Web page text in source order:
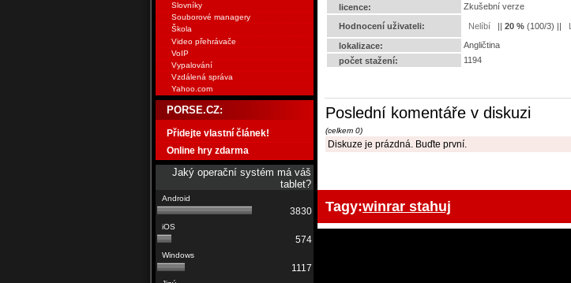
licence:
Zkušební verze
Hodnocení uživateli: || 20 % (100/3) ||
lokalizace:
Angličtina
počet stažení:
1194
Poslední komentáře v diskuzi
(celkem 0)
Diskuze je prázdná. Buďte první.
Tagy:winrar stahuj
Slovníky
Souborové managery
Škola
Video přehrávače
VoIP
Vypalování
Vzdálená správa
Yahoo.com
PORSE.CZ:
Přidejte vlastní článek!
Online hry zdarma
Jaký operační systém má váš
tablet?
3830
574
1117